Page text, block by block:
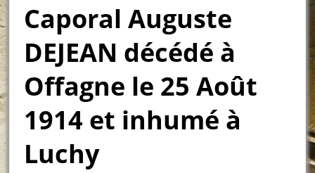
Caporal Auguste
DEJEAN décédé à
Offagne le 25 Août
1914 et inhumé à
Luchy